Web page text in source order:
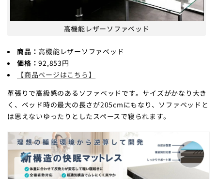
高機能レザーソファベッド
商品： 高機能レザーソファベッド
価格：92,853円
【商品ページはこちら】
革張りで高級感のあるソファベッドです。サイズがかなり大き
く、ベッド時の最大の長さが205cmにもなり、ソファベッドと
は思えないゆったりとしたスペースで寝られます。